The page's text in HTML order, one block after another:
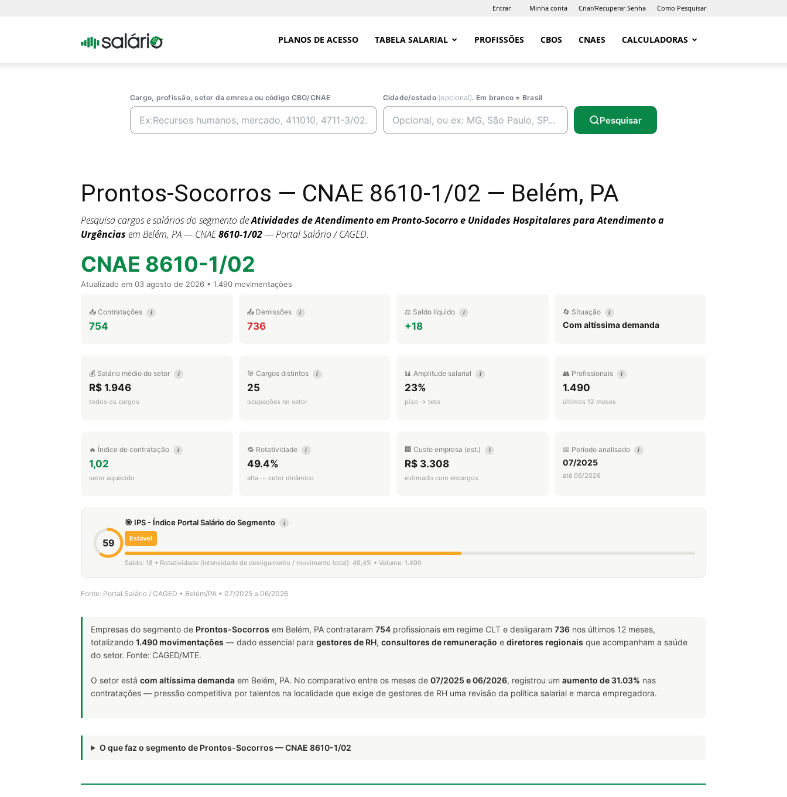
Entrar Minha conta Criar/Recuperar Senha Como Pesquisar
Portal PLANOS DE ACESSO TABELA SALARIAL PROFISSÕES CBOS CNAES CALCULADORAS
Cargo, profissão, setor da emresa ou código CBO/CNAE Cidade/estado (opcional). Em branco = Brasil
Pesquisar
Prontos-Socorros — CNAE 8610-1/02 — Belém, PA
Pesquisa cargos e salários do segmento deAtividades de Atendimento em Pronto-Socorro e Unidades Hospitalares para Atendimento a
Urgências em Belém, PA — CNAE8610-1/02— Portal Salário / CAGED.
CNAE 8610-1/02
Atualizado em 03 agosto de 2026 • 1.490 movimentações
📥 Contratações i
754
📤 Demissões i
736
⚖️ Saldo líquido i
+18
🔄 Situação i
Com altíssima demanda
💰 Salário médio do setor i
R$ 1.946
todos os cargos
🎯 Cargos distintos i
25
ocupações no setor
📊 Amplitude salarial i
23%
piso → teto
👥 Profissionais i
1.490
últimos 12 meses
🔥 Índice de contratação i
1,02
setor aquecido
🔁 Rotatividade i
49.4%
alta — setor dinâmico
🏢 Custo empresa (est.) i
R$ 3.308
estimado com encargos
📅 Período analisado i
07/2025
até 06/2026
59
🎯 IPS - Índice Portal Salário do Segmento i
Estável
Saldo: 18 • Rotatividade (intensidade de desligamento / movimento total): 49,4% • Volume: 1.490
Fonte: Portal Salário / CAGED • Belém/PA • 07/2025 a 06/2026
Empresas do segmento de Prontos-Socorros em Belém, PA contrataram 754 profissionais em regime CLT e desligaram 736 nos últimos 12 meses,
totalizando 1.490 movimentações — dado essencial para gestores de RH, consultores de remuneração e diretores regionais que acompanham a saúde
do setor. Fonte: CAGED/MTE.
O setor está com altíssima demanda em Belém, PA. No comparativo entre os meses de 07/2025 e 06/2026, registrou um aumento de 31.03% nas
contratações — pressão competitiva por talentos na localidade que exige de gestores de RH uma revisão da política salarial e marca empregadora.
O que faz o segmento de Prontos-Socorros — CNAE 8610-1/02